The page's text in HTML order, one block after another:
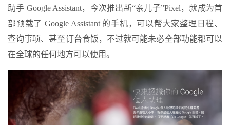
助手 Google Assistant，今次推出新“亲儿子”Pixel，就成为首
部预载了 Google Assistant 的手机，可以帮大家整理日程、
查询事项、甚至订台食饭，不过就可能未必全部功能都可以
在全球的任何地方可以使用。